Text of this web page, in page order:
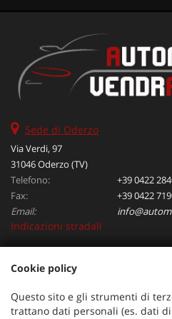
Sede di Oderzo
Via Verdi, 97
31046 Oderzo (TV)
Telefono:
+39 0422
Fax:
+39 0422
Email:
Indicazioni stradali
Dati fiscali:
Automobili Vendramini srl
Via Verdi, 97, Oderzo (TV)
Cookie policy
Questo sito e gli strumenti di
trattano dati personali (es. dati